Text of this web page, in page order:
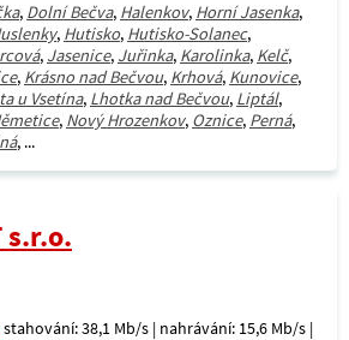
, Dolní Bečva, Halenkov, Horní Jasenka,
, Hutisko, Hutisko-Solanec,
, Jasenice, Juřinka, Karolinka, Kelč,
, Krásno nad Bečvou, Krhová, Kunovice,
u Vsetína, Lhotka nad Bečvou, Liptál,
, Nový Hrozenkov, Oznice, Perná,
, ...
s.r.o.
stahování: 38,1 Mb/s | nahrávání: 15,6 Mb/s |